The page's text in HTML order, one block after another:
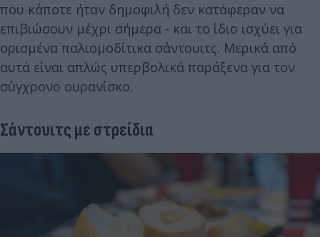
που κάποτε ήταν δημοφιλή δεν κατάφεραν να
επιβιώσουν μέχρι σήμερα - και το ίδιο ισχύει για
ορισμένα παλιομοδίτικα σάντουιτς. Μερικά από
αυτά είναι απλώς υπερβολικά παράξενα για τον
σύγχρονο ουρανίσκο.
Σάντουιτς με στρείδια